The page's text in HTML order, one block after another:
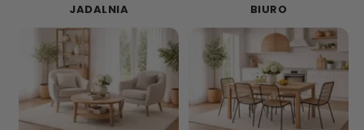
JADALNIA BIURO